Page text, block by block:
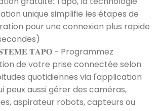
unique simplifie les étapes de
pour une connexion plus rapide
𝐓𝐀𝐏𝐎 - Programmez
de votre prise connectée selon
quotidiennes via l'application
peux aussi gérer des caméras,
aspirateur robots, capteurs ou